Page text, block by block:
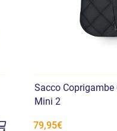
Sacco Coprigambe
Mini 2
79,95€